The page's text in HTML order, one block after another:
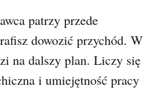
patrzy przede
dowozić przychód. W
na dalszy plan. Liczy się
i umiejętność pracy